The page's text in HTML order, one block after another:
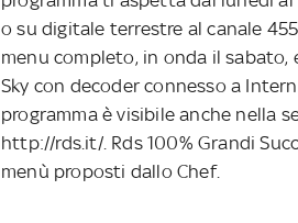
o su digitale terrestre al canale
menu completo, in onda il sabato,
Sky con decoder connesso a
programma è visibile anche nella
http://rds.it/. Rds 100% Grandi
menù proposti dallo Chef.